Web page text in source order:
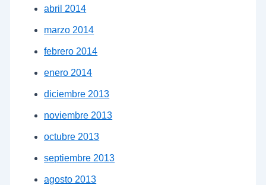
abril 2014
marzo 2014
febrero 2014
enero 2014
diciembre 2013
noviembre 2013
octubre 2013
septiembre 2013
agosto 2013